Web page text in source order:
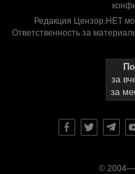
Редакция Цензор.НЕТ
Ответственность за
за
за
©